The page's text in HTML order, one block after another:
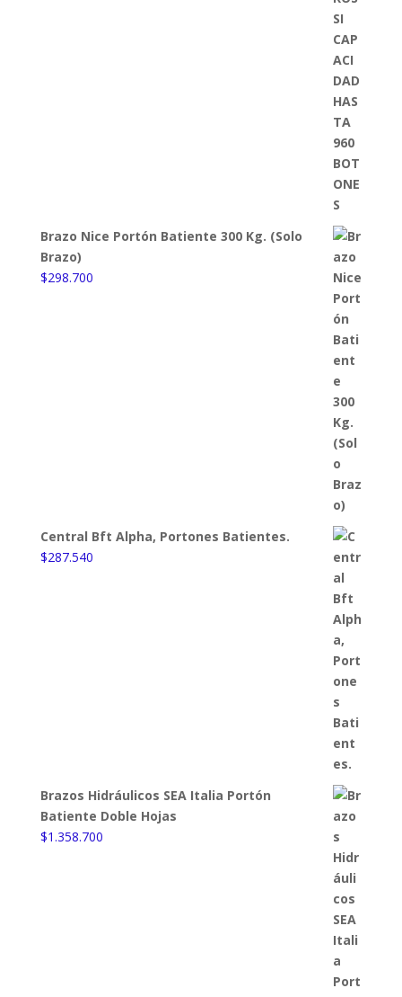
Brazo Nice Portón Batiente 300 Kg. (Solo
Brazo)
$298.700
Central Bft Alpha, Portones Batientes.
$287.540
Brazos Hidráulicos SEA Italia Portón
Batiente Doble Hojas
$1.358.700